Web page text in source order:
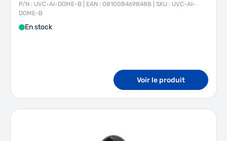
P/N : UVC-AI-DOME-B | EAN : 0810084698488 | SKU : UVC-AI-
DOME-B
En stock
Voir le produit